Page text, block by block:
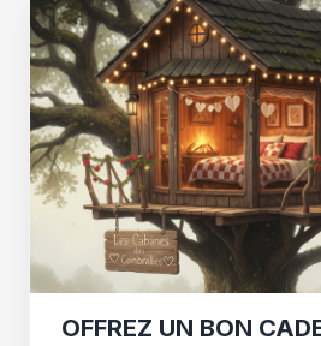
COMBRAILLES
OFFREZ UN BON